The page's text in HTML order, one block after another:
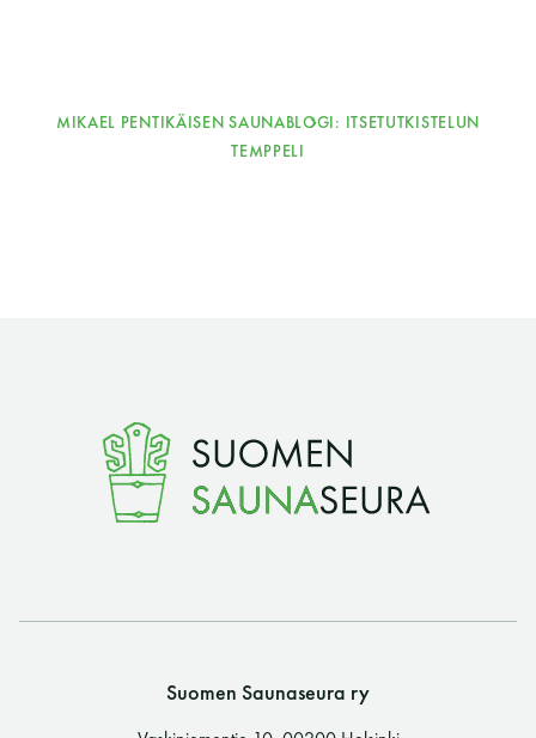
MIKAEL PENTIKÄISEN SAUNABLOGI: ITSETUTKISTELUN
TEMPPELI
Suomen Saunaseura ry